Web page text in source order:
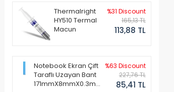
Thermalright
HY510 Termal
Macun
%31 Discount
165,13 TL
113,88 TL
Notebook Ekran Çift
Taraflı Uzayan Bant
171mmX8mmX0.3mm
%63 Discount
227,76 TL
85,41 TL